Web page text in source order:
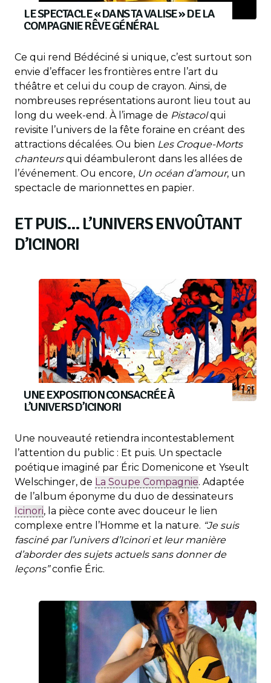
LE SPECTACLE « DANS TA VALISE » DE LA
COMPAGNIE RÊVE GÉNÉRAL
Ce qui rend Bédéciné si unique, c’est surtout son
envie d’effacer les frontières entre l’art du
théâtre et celui du coup de crayon. Ainsi, de
nombreuses représentations auront lieu tout au
long du week-end. À l’image de Pistacolqui
revisite l’univers de la fête foraine en créant des
attractions décalées. Ou bien Les Croque-Morts
chanteursqui déambuleront dans les allées de
l’événement. Ou encore, Un océan d’amour, un
spectacle de marionnettes en papier.
ET PUIS… L’UNIVERS ENVOÛTANT
D’ICINORI
UNE EXPOSITION CONSACRÉE À
L’UNIVERS D’ICINORI
Une nouveauté retiendra incontestablement
l’attention du public : Et puis. Un spectacle
poétique imaginé par Éric Domenicone et Yseult
Welschinger, de La Soupe Compagnie. Adaptée
de l’album éponyme du duo de dessinateurs
Icinori, la pièce conte avec douceur le lien
complexe entre l’Homme et la nature. “Je suis
fasciné par l’univers d’Icinori et leur manière
d’aborder des sujets actuels sans donner de
leçons”confie Éric.